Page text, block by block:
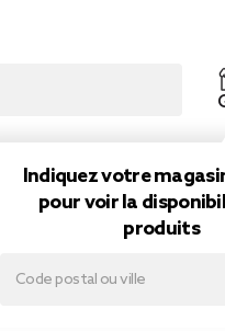
Indiquez votre
pour voir la
produits